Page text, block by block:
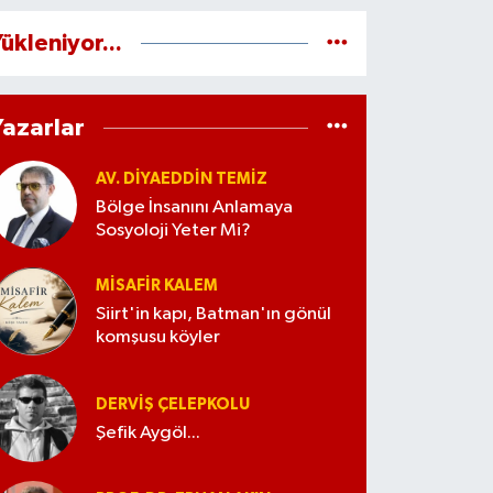
AV. DIYAEDDIN TEMIZ
Bölge İnsanını Anlamaya
Sosyoloji Yeter Mi?
MISAFIR KALEM
Siirt'in kapı, Batman'ın gönül
komşusu köyler
DERVIŞ ÇELEPKOLU
Şefik Aygöl...